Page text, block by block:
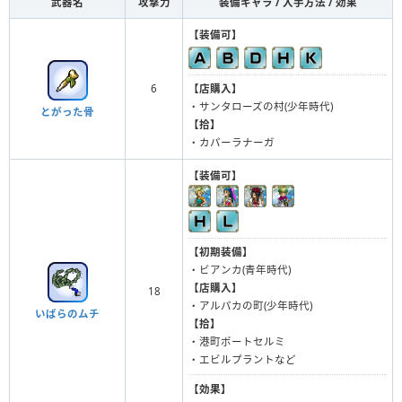
とがった骨
6
【装備可】
【店購入】
・サンタローズの村(少年時代)
【拾】
・カパーラナーガ
いばらのムチ
18
【装備可】
【初期装備】
・ビアンカ(青年時代)
【店購入】
・アルパカの町(少年時代)
【拾】
・港町ポートセルミ
・エビルプラントなど
【効果】